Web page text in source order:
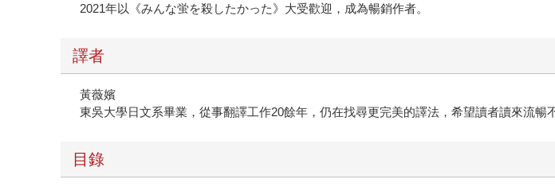
2021年以《みんな蛍を殺したかった》大受歡迎，成為暢銷作者。
譯者
黃薇嬪
東吳大學日文系畢業，從事翻譯工作20餘年，仍在找尋更完美的譯法，希望讀者讀來流暢
目錄